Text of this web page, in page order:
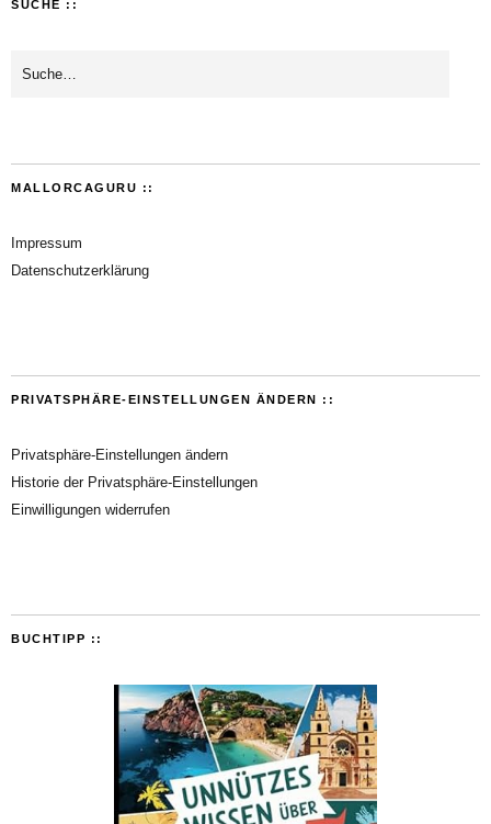
SUCHE ::
MALLORCAGURU ::
Impressum
Datenschutzerklärung
PRIVATSPHÄRE-EINSTELLUNGEN ÄNDERN ::
Privatsphäre-Einstellungen ändern
Historie der Privatsphäre-Einstellungen
Einwilligungen widerrufen
BUCHTIPP ::